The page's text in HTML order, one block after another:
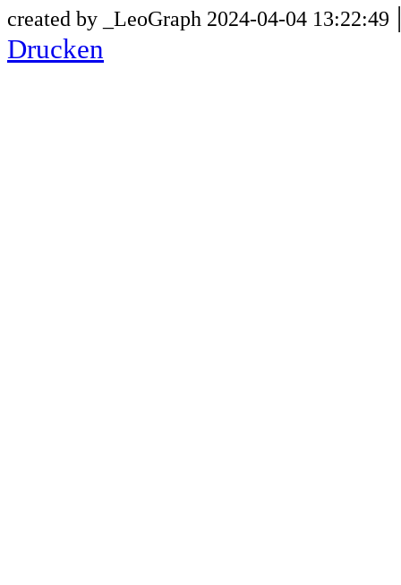
created by _LeoGraph 2024-04-04 13:22:49
Drucken